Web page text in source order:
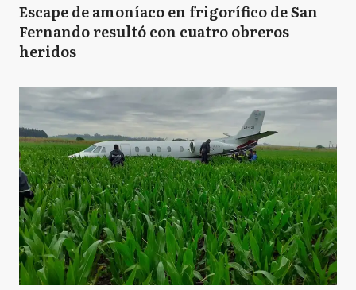
Escape de amoníaco en frigorífico de San
Fernando resultó con cuatro obreros
heridos